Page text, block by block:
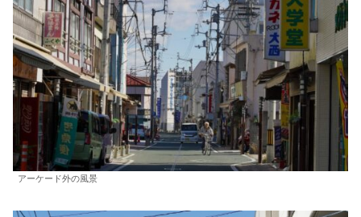
アーケード外の風景